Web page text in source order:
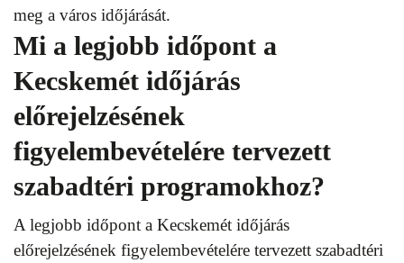
meg a város időjárását.
Mi a legjobb időpont a
Kecskemét időjárás
előrejelzésének
figyelembevételére tervezett
szabadtéri programokhoz?
A legjobb időpont a Kecskemét időjárás
előrejelzésének figyelembevételére tervezett szabadtéri